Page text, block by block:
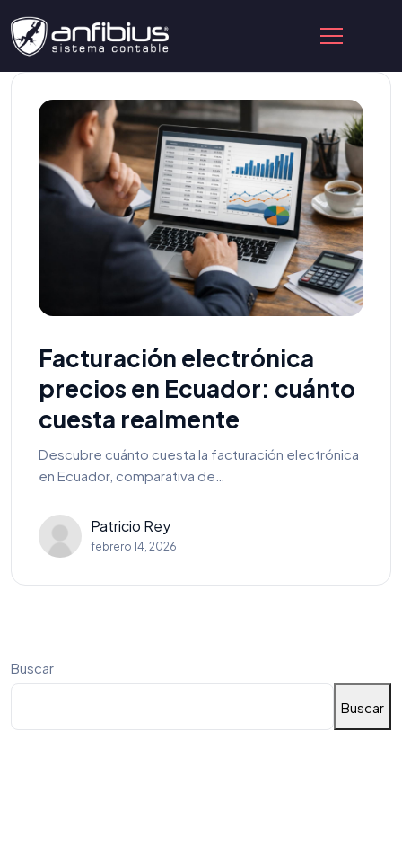
Facturación electrónica
precios en Ecuador: cuánto
cuesta realmente
Descubre cuánto cuesta la facturación electrónica
en Ecuador, comparativa de…
Patricio Rey
febrero 14, 2026
Buscar
Buscar